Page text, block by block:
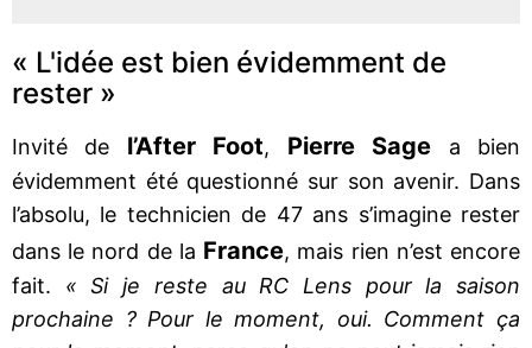
« L'idée est bien évidemment de
rester »
Invité de l’After Foot, Pierre Sage a bien
évidemment été questionné sur son avenir. Dans
l’absolu, le technicien de 47 ans s’imagine rester
dans le nord de la France, mais rien n’est encore
fait. « Si je reste au RC Lens pour la saison
prochaine ? Pour le moment, oui. Comment ça